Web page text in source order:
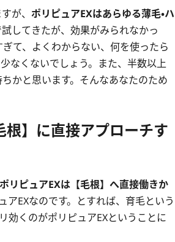
が、 ポリピュアEXはあらゆる薄毛・ハ
してきたが、効果がみられなかっ
て、よくわからない、何を使ったら
なくないでしょう。また、半数以上
かと思います。そんなあなたのため
根】に直接アプローチす
ポリピュアEXは【毛根】へ直接働きか
EXなのです。とすれば、育毛という
効くのがポリピュアEXということに